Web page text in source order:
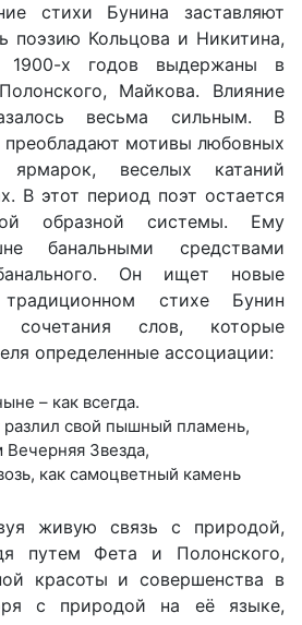
стихи Бунина заставляют
поэзию Кольцова и Никитина,
1900-х годов выдержаны в
Майкова. Влияние
весьма сильным. В
преобладают мотивы любовных
ярмарок, веселых катаний
В этот период поэт остается
образной системы. Ему
банальными средствами
Он ищет новые
стихе Бунин
сочетания слов, которые
определенные ассоциации:
– как всегда.
разлил свой пышный пламень,
Вечерняя Звезда,
как самоцветный камень
живую связь с природой,
путем Фета и Полонского,
красоты и совершенства в
с природой на её языке,